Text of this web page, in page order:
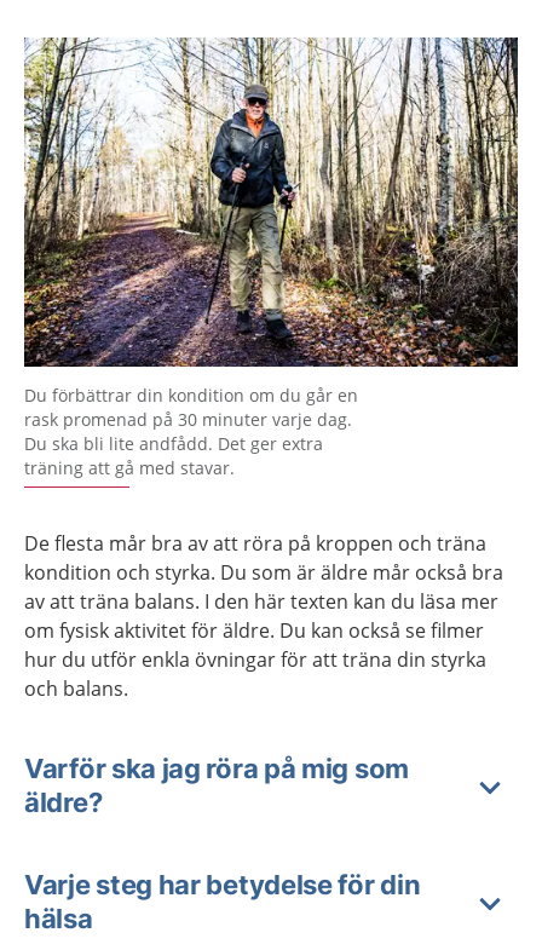
Du förbättrar din kondition om du går en
rask promenad på 30 minuter varje dag.
Du ska bli lite andfådd. Det ger extra
träning att gå med stavar.
De flesta mår bra av att röra på kroppen och träna
kondition och styrka. Du som är äldre mår också bra
av att träna balans. I den här texten kan du läsa mer
om fysisk aktivitet för äldre. Du kan också se filmer
hur du utför enkla övningar för att träna din styrka
och balans.
Varför ska jag röra på mig som
äldre?
Varje steg har betydelse för din
hälsa